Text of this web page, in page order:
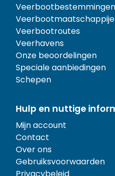
Veerbootbestemmingen
Veerbootroutes
Veerhavens
Onze beoordelingen
Speciale aanbiedingen
Schepen
Hulp en nuttige
Mijn account
Contact
Over ons
Gebruiksvoorwaarden